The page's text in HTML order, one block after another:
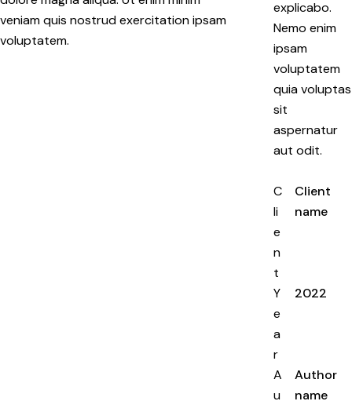
veniam quis nostrud exercitation ipsam
voluptatem.
explicabo.
Nemo enim
ipsam
voluptatem
quia voluptas
sit
aspernatur
aut odit.
C
li
e
n
t
Client
name
Y
e
a
r
2022
A
u
Author
name